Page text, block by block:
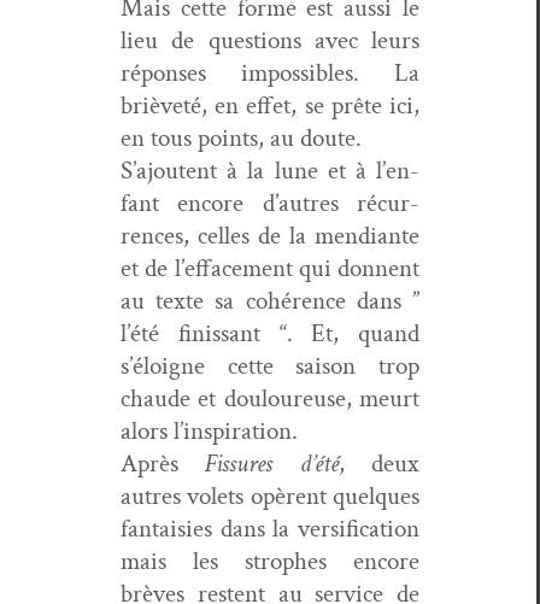
Mais cette forme est aus­si le
lieu de ques­tions avec leurs
répons­es impos­si­bles. La
brièveté, en effet, se prête ici,
en tous points, au doute.
S’a­joutent à la lune et à l’en­
fant encore d’autres récur­
rences, celles de la men­di­ante
et de l’ef­face­ment qui don­nent
au texte sa cohérence dans ”
l’été finis­sant “. Et, quand
s’éloigne cette sai­son trop
chaude et douloureuse, meurt
alors l’inspiration.
AprèsFis­sures d’été, deux
autres volets opèrent quelques
fan­taisies dans la ver­si­fi­ca­tion
mais les stro­phes encore
brèves restent au ser­vice de